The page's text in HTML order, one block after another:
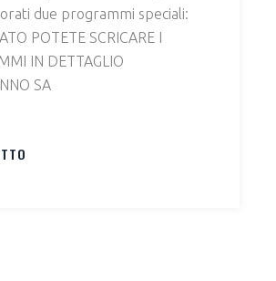
due programmi speciali:
POTETE SCRICARE I
IN DETTAGLIO
SA